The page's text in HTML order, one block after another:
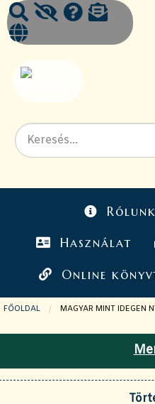
Rólunk
Használat
Online
FŐOLDAL JELENLEGI OLDAL:
MAGYAR MINT IDEGEN